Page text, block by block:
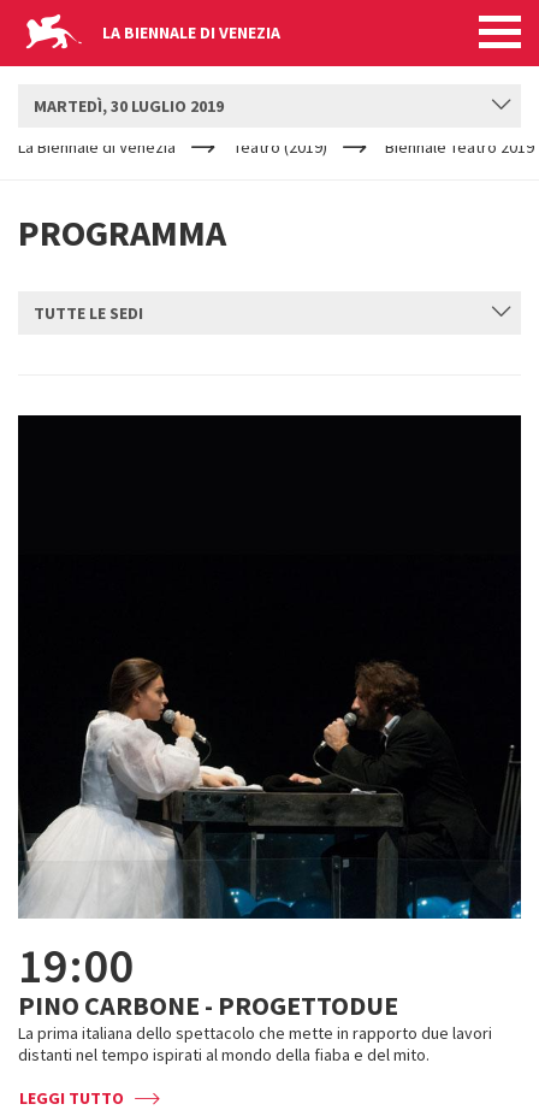
LA BIENNALE DI VENEZIA
ARE
La Biennale di Venezia Teatro (2019) Biennale Teatro 2019
PROGRAMMA
MARTEDÌ, 30 LUGLIO 2019
TUTTE LE SEDI
19:00
PINO CARBONE - PROGETTODUE
La prima italiana dello spettacolo che mette in rapporto due lavori
distanti nel tempo ispirati al mondo della fiaba e del mito.
LEGGI TUTTO